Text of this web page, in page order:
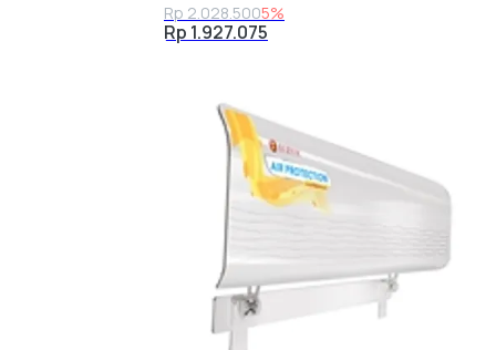
Rp 2.028.5005%
Rp 1.927.075